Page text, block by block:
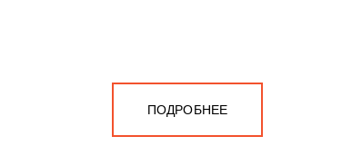
ПОДРОБНЕЕ